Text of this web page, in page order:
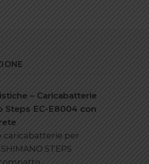
– Caricabatterie
Steps EC-E8004 con
caricabatterie per
STEPS